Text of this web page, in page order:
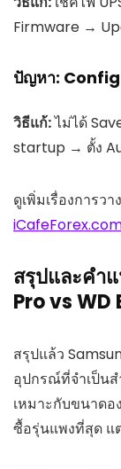
Firmware →
ปัญหา:
วิธีแก้:ไม่ได้
startup → ตั้ง
ดูเพิ่มเรื่องการว
สรุปและคำ
Pro vs WD
สรุปแล้ว
อุปกรณ์ที่จำเป็น
เหมาะกับขนาด
ซื้อรุ่นแพงที่สุด แ